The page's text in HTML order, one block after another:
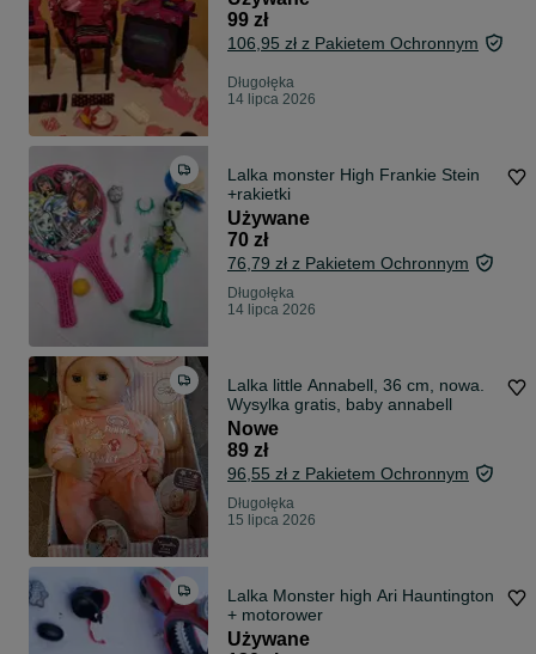
99 zł
106,95 zł z Pakietem Ochronnym
Długołęka
14 lipca 2026
Lalka monster High Frankie Stein
+rakietki
Używane
70 zł
76,79 zł z Pakietem Ochronnym
Długołęka
14 lipca 2026
Lalka little Annabell, 36 cm, nowa.
Wysylka gratis, baby annabell
Nowe
89 zł
96,55 zł z Pakietem Ochronnym
Długołęka
15 lipca 2026
Lalka Monster high Ari Hauntington
+ motorower
Używane